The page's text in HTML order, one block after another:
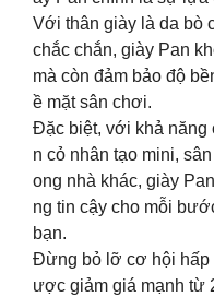
Với thân giày là da bò
chắc chắn, giày Pan
mà còn đảm bảo độ
ề mặt sân chơi.
Đặc biệt, với khả năng
n cỏ nhân tạo mini,
ong nhà khác, giày
ng tin cậy cho mỗi
bạn.
Đừng bỏ lỡ cơ hội hấp
ược giảm giá mạnh từ